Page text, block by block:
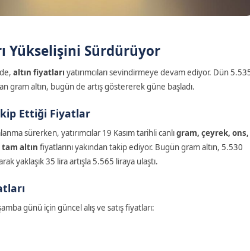
Yükselişini Sürdürüyor
altın fiyatları yatırımcıları sevindirmeye devam ediyor. Dün
gram altın, bugün de artış göstererek güne başladı.
Ettiği Fiyatlar
sürerken, yatırımcılar 19 Kasım tarihli canlıgram, çeyrek, ons,
altın fiyatlarını yakından takip ediyor. Bugün gram altın, 5.530
yaklaşık 35 lira artışla 5.565 liraya ulaştı.
günü için güncel alış ve satış fiyatları: